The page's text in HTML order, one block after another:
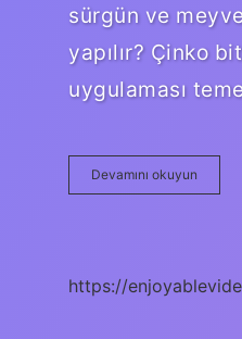
sürgün ve
yapılır? Çinko
uygulaması
Devamını okuyun
Çinko
https://